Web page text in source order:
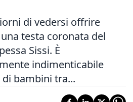
di vedersi offrire
testa coronata del
Sissi. È
indimenticabile
bambini tra...